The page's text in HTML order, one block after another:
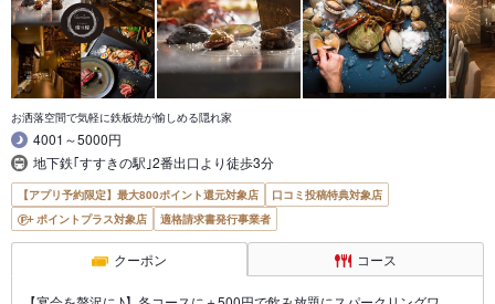
お洒落空間で気軽に鉄板焼が愉しめる隠れ家
4001～5000円
地下鉄｢すすきの駅｣2番出口より徒歩3分
【アプリ予約限定】最大800ポイント還元対象店
口コミ投稿特典対象店
ポイントプラス対象店
適格請求書発行事業者
クーポン コース